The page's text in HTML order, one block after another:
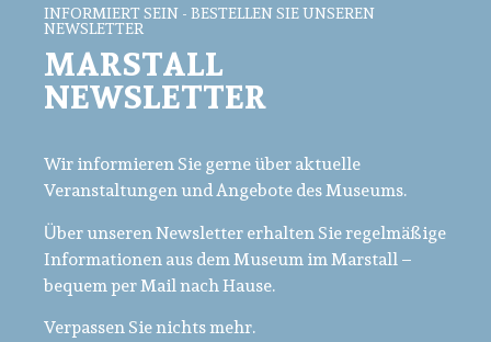
INFORMIERT SEIN - BESTELLEN SIE UNSEREN
NEWSLETTER
MARSTALL
NEWSLETTER
Wir informieren Sie gerne über aktuelle
Veranstaltungen und Angebote des Museums.
Über unseren Newsletter erhalten Sie regelmäßige
Informationen aus dem Museum im Marstall –
bequem per Mail nach Hause.
Verpassen Sie nichts mehr.